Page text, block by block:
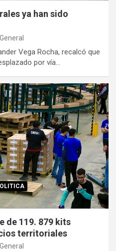
ya han sido
Vega Rocha, recalcó que
por vía…
de 119. 879 kits
territoriales